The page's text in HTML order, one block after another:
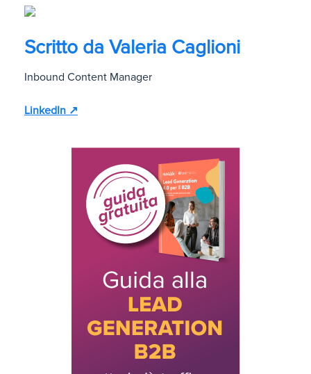
Scritto da Valeria Caglioni
Inbound Content Manager
LinkedIn ↗